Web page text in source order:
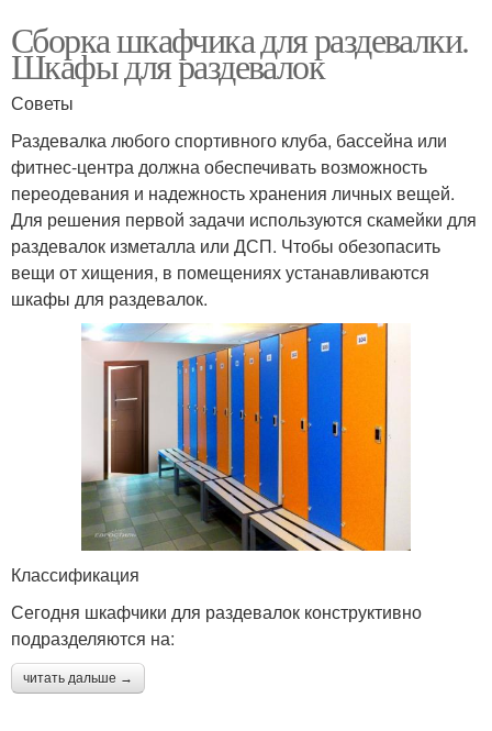
Сборка шкафчика для раздевалки.
Шкафы для раздевалок
Советы
Раздевалка любого спортивного клуба, бассейна или
фитнес-центра должна обеспечивать возможность
переодевания и надежность хранения личных вещей.
Для решения первой задачи используются скамейки для
раздевалок изметалла или ДСП. Чтобы обезопасить
вещи от хищения, в помещениях устанавливаются
шкафы для раздевалок.
Классификация
Сегодня шкафчики для раздевалок конструктивно
подразделяются на:
читать дальше →